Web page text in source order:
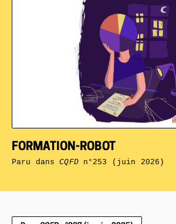
FORMATION-ROBOT
Paru dansCQFDn°253 (juin 2026)